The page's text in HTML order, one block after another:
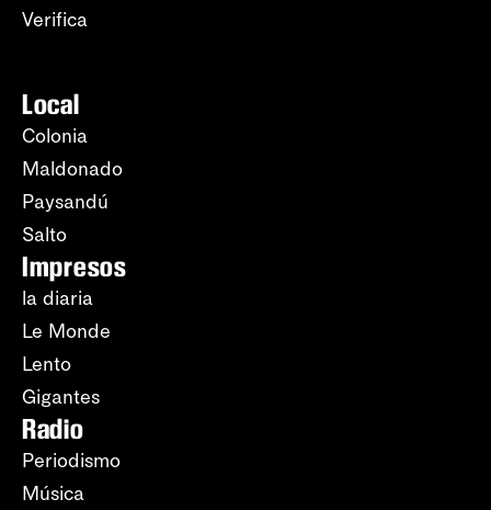
Verifica
Local
Colonia
Maldonado
Paysandú
Salto
Impresos
la diaria
Le Monde
Lento
Gigantes
Radio
Periodismo
Música